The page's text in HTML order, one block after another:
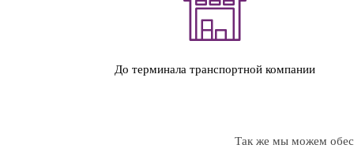
До терминала транспортной компании
Так же мы можем